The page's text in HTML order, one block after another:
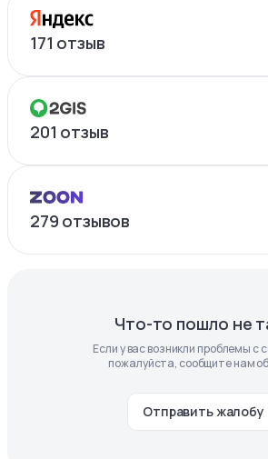
171 отзыв
201 отзыв
279 отзывов
Что-то пошло не
Если у вас возникли проблемы с
пожалуйста, сообщите нам
Отправить жалобу